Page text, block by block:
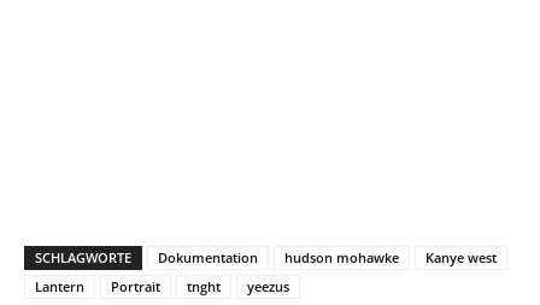
SCHLAGWORTE Dokumentation hudson mohawke
Kanye west
Lantern
Portrait tnght yeezus